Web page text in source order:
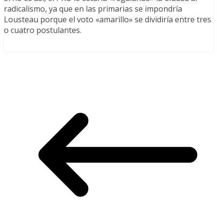
radicalismo, ya que en las primarias se impondría
Lousteau porque el voto «amarillo» se dividiría entre tres
o cuatro postulantes.